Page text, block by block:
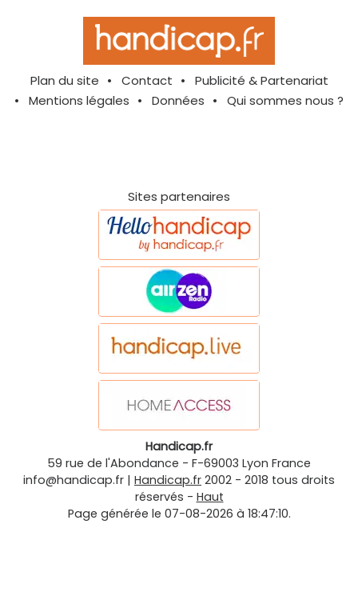
Plan du site Contact
Publicité & Partenariat
Mentions légales
Données Qui sommes nous ?
Sites partenaires
Handicap.fr
59 rue de l'Abondance - F-69003 Lyon France
info@handicap.fr | Handicap.fr 2002 - 2018 tous droits
réservés - Haut
Page générée le 07-08-2026 à 18:47:10.